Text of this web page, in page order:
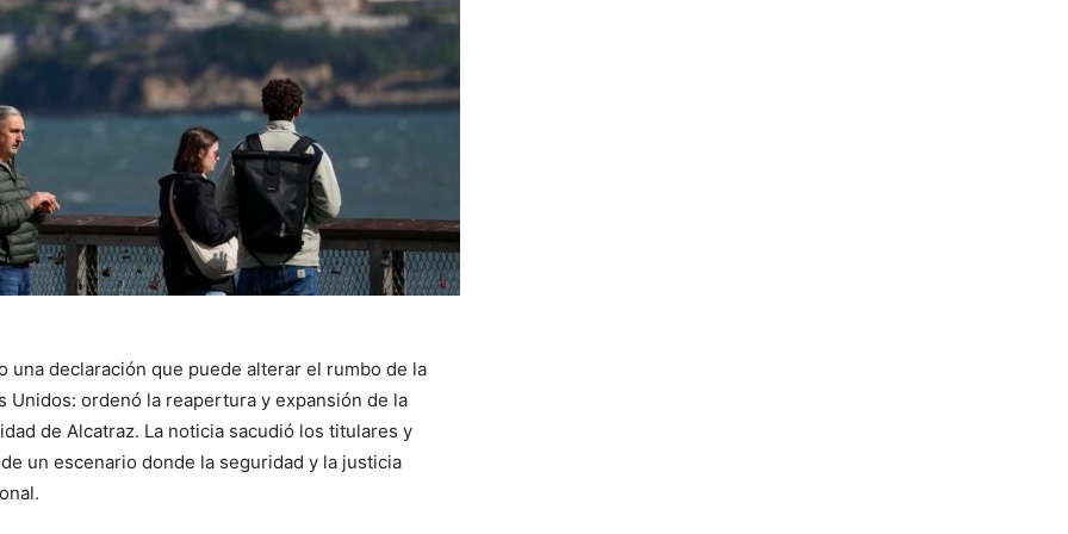
una declaración que puede alterar el rumbo de la
Unidos: ordenó la reapertura y expansión de la
de Alcatraz. La noticia sacudió los titulares y
un escenario donde la seguridad y la justicia